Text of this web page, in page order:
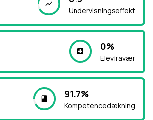
Undervisningseffekt
0%
Elevfravær
91.7%
Kompetencedækning